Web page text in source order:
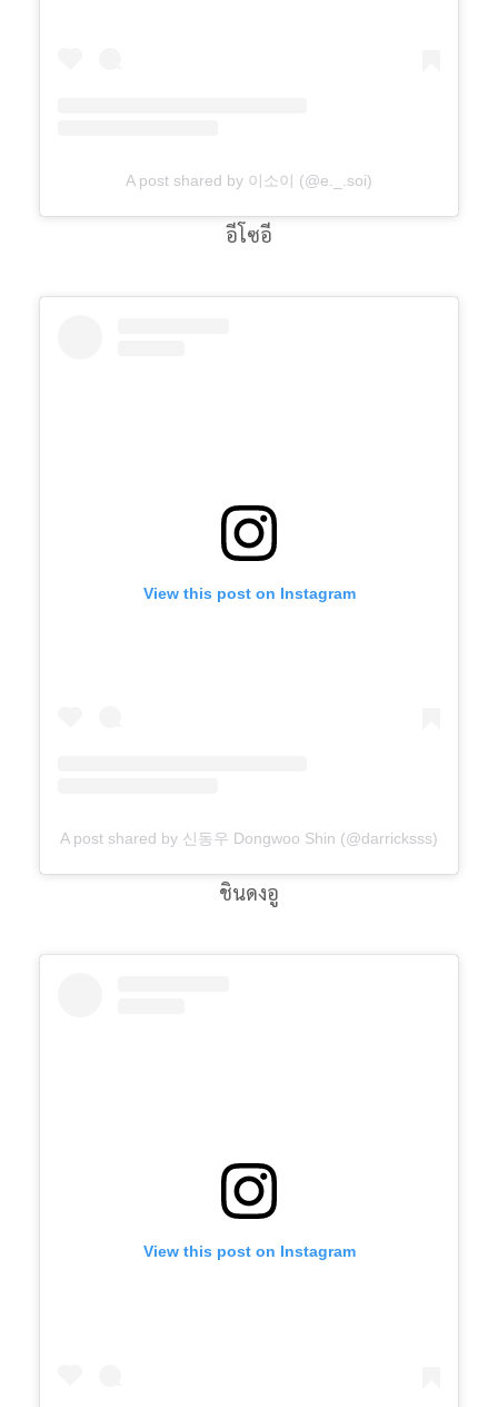
A post shared by 이소이 (@e._.soi)
อีโซอี
View this post on Instagram
A post shared by 신동우 Dongwoo Shin (@darricksss)
ชินดงอู
View this post on Instagram